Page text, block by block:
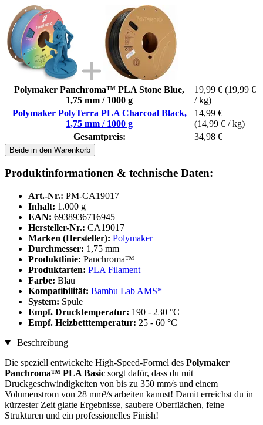
Polymaker Panchroma™ PLA Stone Blue,
1,75 mm / 1000 g
19,99 € (19,99 €
/ kg)
Polymaker PolyTerra PLA Charcoal Black,
1,75 mm / 1000 g
14,99 €
(14,99 € / kg)
Gesamtpreis:
34,98 €
Beide in den Warenkorb
Produktinformationen & technische Daten:
Art.-Nr.: PM-CA19017
Inhalt: 1.000 g
EAN: 6938936716945
Hersteller-Nr.: CA19017
Marken (Hersteller): Polymaker
Durchmesser: 1,75 mm
Produktlinie: Panchroma™
Produktarten: PLA Filament
Farbe: Blau
Kompatibilität: Bambu Lab AMS*
System: Spule
Empf. Drucktemperatur: 190 - 230 °C
Empf. Heizbetttemperatur: 25 - 60 °C
Beschreibung
Die speziell entwickelte High-Speed-Formel des Polymaker
Panchroma™ PLA Basic sorgt dafür, dass du mit
Druckgeschwindigkeiten von bis zu 350 mm/s und einem
Volumenstrom von 28 mm³/s arbeiten kannst! Damit erreichst du in
kürzester Zeit glatte Ergebnisse, saubere Oberflächen, feine
Strukturen und ein professionelles Finish!